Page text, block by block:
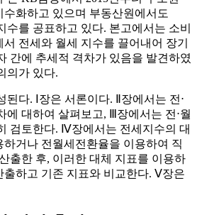
화하고 있으며 부동산원에서도
수를 공표하고 있다. 본고에서는 소비
전세와 월세 지수를 끌어내어 장기
간에 추세적 격차가 있음을 발견하였
의가 있다.
다. Ⅰ장은 서론이다. Ⅱ장에서는 전⋅
에 대하여 살펴보고, Ⅲ장에서는 전⋅월
검토한다. Ⅳ장에서는 전세지수의 대
거나 전월세전환율을 이용하여 직
출한 후, 이러한 대체 지표를 이용하
출하고 기존 지표와 비교한다. Ⅴ장은